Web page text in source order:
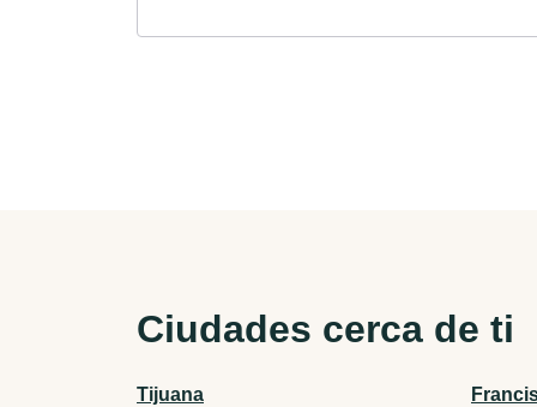
Ciudades cerca de ti
Tijuana